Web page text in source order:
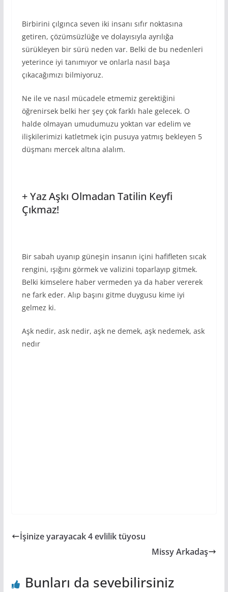
Birbirini çılgınca seven iki insanı sıfır noktasına
getiren, çözümsüzlüğe ve dolayısıyla ayrılığa
sürükleyen bir sürü neden var. Belki de bu nedenleri
yeterince iyi tanımıyor ve onlarla nasıl başa
çıkacağımızı bilmiyoruz.
Ne ile ve nasıl mücadele etmemiz gerektiğini
öğrenirsek belki her şey çok farklı hale gelecek. O
halde olmayan umudumuzu yoktan var edelim ve
ilişkilerimizi katletmek için pusuya yatmış bekleyen 5
düşmanı mercek altına alalım.
+ Yaz Aşkı Olmadan Tatilin Keyfi
Çıkmaz!
Bir sabah uyanıp güneşin insanın içini hafifleten sıcak
rengini, ışığını görmek ve valizini toparlayıp gitmek.
Belki kimselere haber vermeden ya da haber vererek
ne fark eder. Alıp başını gitme duygusu kime iyi
gelmez ki.
Aşk nedir, ask nedir, aşk ne demek, aşk nedemek, ask
nedır
İşinize yarayacak 4 evlilik tüyosu
Missy Arkadaş
Bunları da sevebilirsiniz